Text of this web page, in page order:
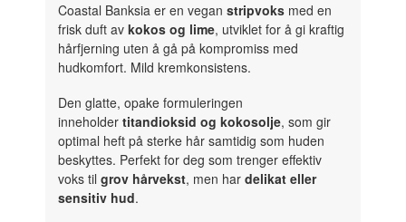
Coastal Banksia er en vegan stripvoks med en
frisk duft avkokos og lime, utviklet for å gi kraftig
hårfjerning uten å gå på kompromiss med
hudkomfort. Mild kremkonsistens.
Den glatte, opake formuleringen
inneholdertitandioksid og kokosolje, som gir
optimal heft på sterke hår samtidig som huden
beskyttes. Perfekt for deg som trenger effektiv
voks tilgrov hårvekst, men hardelikat eller
sensitiv hud.